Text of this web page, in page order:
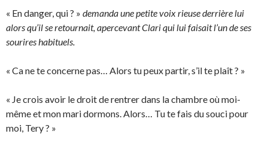
« En danger, qui ? » demanda une petite voix rieuse derrière lui
alors qu’il se retournait, apercevant Clari qui lui faisait l’un de ses
sourires habituels.
« Ca ne te concerne pas… Alors tu peux partir, s’il te plaît ? »
« Je crois avoir le droit de rentrer dans la chambre où moi-
même et mon mari dormons. Alors… Tu te fais du souci pour
moi, Tery ? »